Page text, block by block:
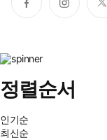
페
이
인
스
트
위
정렬순서
인기순
최신순